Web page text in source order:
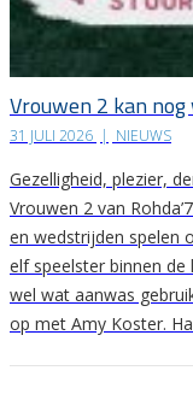
Vrouwen 2 kan
31 JULI 2026 | NIEUWS
Gezelligheid, plezier,
Vrouwen 2 van
en wedstrijden spelen
elf speelster binnen
wel wat aanwas
op met Amy Koster.